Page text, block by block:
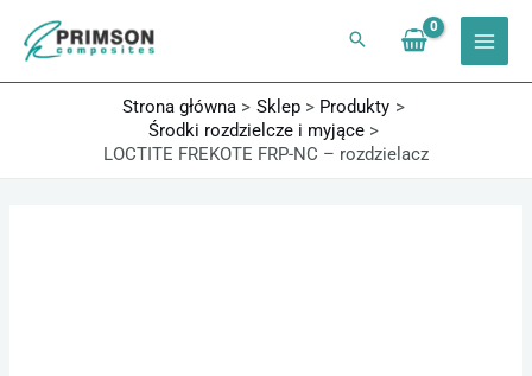
treści
Strona główna
Sklep
Produkty
Środki rozdzielcze i myjące
LOCTITE FREKOTE FRP-NC – rozdzielacz